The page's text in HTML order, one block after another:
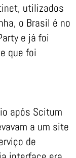
utilizados
o Brasil é no
e já foi
que foi
após Scitum
a um site
de